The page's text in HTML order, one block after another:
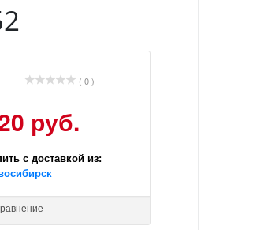
( 0 )
руб.
с доставкой из: